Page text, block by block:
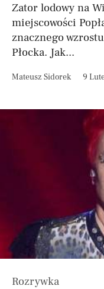
Zator lodowy na
miejscowości
znacznego
Płocka. Jak...
Mateusz Sidorek 9
Rozrywka